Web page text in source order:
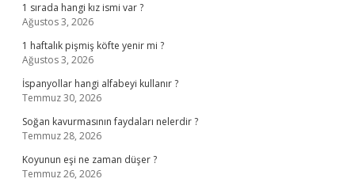
1 sırada hangi kız ismi var ?
Ağustos 3, 2026
1 haftalık pişmiş köfte yenir mi ?
Ağustos 3, 2026
İspanyollar hangi alfabeyi kullanır ?
Temmuz 30, 2026
Soğan kavurmasının faydaları nelerdir ?
Temmuz 28, 2026
Koyunun eşi ne zaman düşer ?
Temmuz 26, 2026